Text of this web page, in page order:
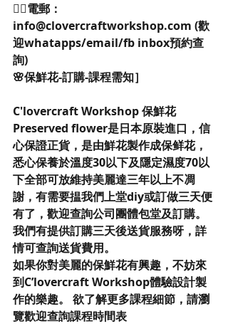
👉🏻電郵：
info@clovercraftworkshop.com (歡
迎whatapps/email/fb inbox預約查
詢)
🌸保鮮花-訂購-課程需知］
C'lovercraft Workshop 保鮮花
Preserved flower是日本原裝進口，信
心保證正貨，是由鮮花製作成保鲜花，
悉心保養於溫度30以下及隱定濕度70以
下全部可放維持美麗達三年以上不凋
謝，有需要揾我們上堂diy或訂做三天便
有了，歡迎查詢公司團體包堂及訂購。
我們有提供訂購三天後送貨服務呀，詳
情可查詢送貨費用。
如果你對美麗的保鮮花有興趣，不妨來
到C’lovercraft Workshop體驗設計製
作的樂趣。 欲了解更多課程細節，請瀏
覽歡迎查詢課程時間表